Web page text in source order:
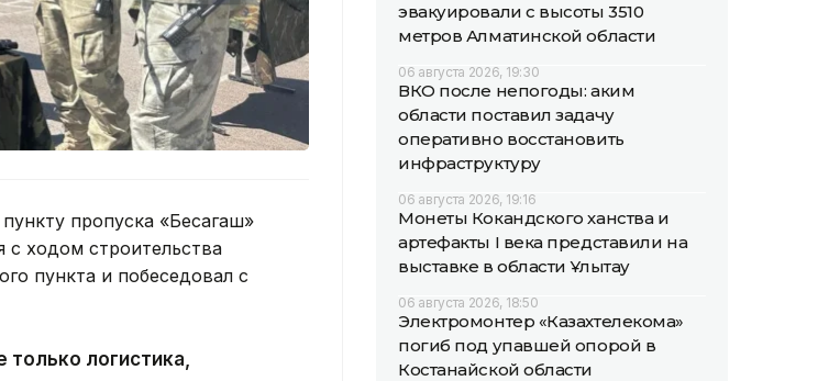
пропуска «Бесагаш»
с ходом строительства
пункта и побеседовал с
только логистика,
эвакуировали с высоты 3510
метров Алматинской области
06 августа 2026, 19:30
ВКО после непогоды: аким
области поставил задачу
оперативно восстановить
инфраструктуру
06 августа 2026, 19:16
Монеты Кокандского ханства и
артефакты I века представили на
выставке в области Ұлытау
06 августа 2026, 18:50
Электромонтер «Казахтелекома»
погиб под упавшей опорой в
Костанайской области